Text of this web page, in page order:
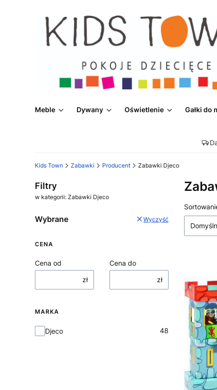
Meble Dywany Oświetlenie Gałki do
Kids Town Zabawki Producent Zabawki Djeco
Filtry
w kategorii: Zabawki Djeco
Wybrane Wyczyść
CENA
Cena od
zł
Cena do
zł
MARKA
Marka
Djeco 48
Lista